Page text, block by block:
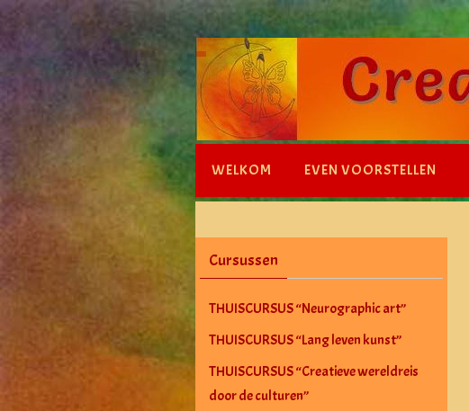
Ga
inhoud
naar
de
WELKOM EVEN VOORSTELLEN
Cursussen
THUISCURSUS “Neurographic art”
THUISCURSUS “Lang leven kunst”
THUISCURSUS “Creatieve wereldreis
door de culturen”